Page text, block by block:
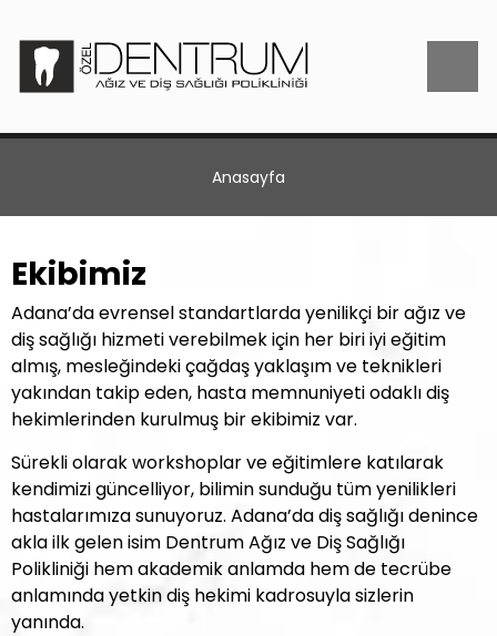
Anasayfa
Ekibimiz
Adana’da evrensel standartlarda yenilikçi bir ağız ve
diş sağlığı hizmeti verebilmek için her biri iyi eğitim
almış, mesleğindeki çağdaş yaklaşım ve teknikleri
yakından takip eden, hasta memnuniyeti odaklı diş
hekimlerinden kurulmuş bir ekibimiz var.
Sürekli olarak workshoplar ve eğitimlere katılarak
kendimizi güncelliyor, bilimin sunduğu tüm yenilikleri
hastalarımıza sunuyoruz. Adana’da diş sağlığı denince
akla ilk gelen isim Dentrum Ağız ve Diş Sağlığı
Polikliniği hem akademik anlamda hem de tecrübe
anlamında yetkin diş hekimi kadrosuyla sizlerin
yanında.